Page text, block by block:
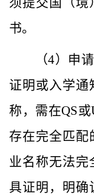
书。
（4）申
证明或入学通
称，需在QS或
存在完全匹配
业名称无法完
具证明，明确